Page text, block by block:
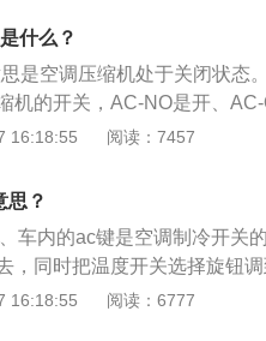
用效果。
温度传感器自动选择和打开
开、关闭AC开关，保证车内
需要自己调节，一般车内是
AC键，这时车内的压缩机就
亮对制热没有任何帮助，反而
什么？
是空调压缩机处于关闭状态
机的开关，AC-NO是开、
冷风是通过压缩机增压使制
油。3、暖风：暖风则是来
统给发动机散热后，通过风
16:18:55 阅读：7457
思？
车内的ac键是空调制冷开关
，同时把温度开关选择旋钮
汽车空调制冷压缩机开始工
16:18:55 阅读：6777